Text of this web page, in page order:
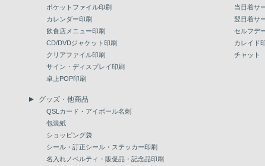
ポケットファイル印刷
カレンダー印刷
飲食店メニュー印刷
CD/DVDジャケット印刷
クリアファイル印刷
サイン・ディスプレイ印刷
卓上POP印刷
グッズ・他商品
QSLカード・アイボール名刺
包装紙
ショッピング袋
シール・訂正シール・ステッカー印刷
名入れノベルティ・販促品・記念品印刷
当日着サ
翌日着サ
セルフデ
カレイド
チャット